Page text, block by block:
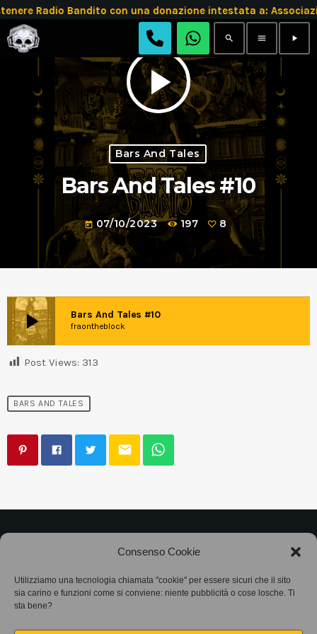
Consenso Cookie
Utilizziamo una tecnologia chiamata "cookie" per essere sicuri che il sito
sia carino e funzioni come si conviene: niente pubblicità o cose losche. Ti
sta bene?
Radio Bandito con una donazione intestata a:
search menu play_arrow
play_arrow
Bars And Tales
Bars And Tales #10
today 07/10/2023 197 8
play_arrow Bars And Tales #10
fraontheblock
Post Views: 313
BARS AND TALES
email
Associazione Bandito • CF 97882400019 •
Privacy Policy•Cookie Policy (UE) • Protocollo
SIAE 7425